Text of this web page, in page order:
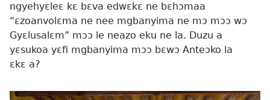
ngyehyɛleɛ kɛ bɛva edwɛkɛ ne bɛhɔmaa
“ɛzoanvolɛma ne nee mgbanyima ne mɔ mɔɔ wɔ
Gyɛlusalɛm” mɔɔ le neazo eku ne la. Duzu a
yɛsukoa yɛfi mgbanyima mɔɔ bɛwɔ Anteɔko la
ɛkɛ a?